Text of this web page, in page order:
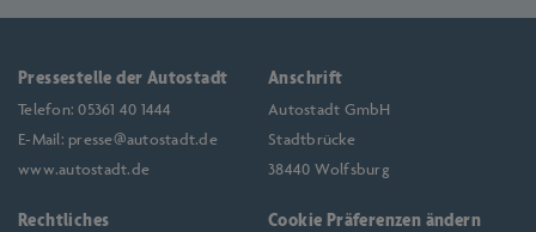
Pressestelle der Autostadt
Telefon:05361 40 1444
E-Mail: presse@autostadt.de
www.autostadt.de
Anschrift
Autostadt GmbH
Stadtbrücke
38440 Wolfsburg
Rechtliches Cookie Präferenzen ändern